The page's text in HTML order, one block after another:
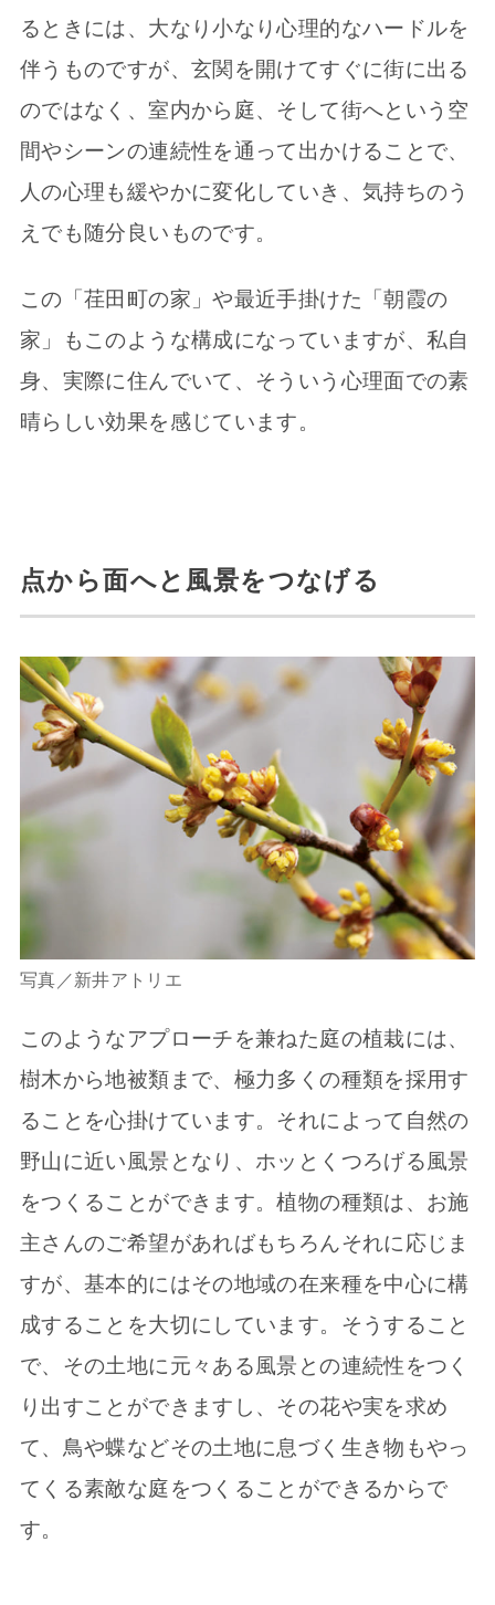
るときには、大なり小なり心理的なハードルを
伴うものですが、玄関を開けてすぐに街に出る
のではなく、室内から庭、そして街へという空
間やシーンの連続性を通って出かけることで、
人の心理も緩やかに変化していき、気持ちのう
えでも随分良いものです。
この「荏田町の家」や最近手掛けた「朝霞の
家」もこのような構成になっていますが、私自
身、実際に住んでいて、そういう心理面での素
晴らしい効果を感じています。
点から面へと風景をつなげる
写真／新井アトリエ
このようなアプローチを兼ねた庭の植栽には、
樹木から地被類まで、極力多くの種類を採用す
ることを心掛けています。それによって自然の
野山に近い風景となり、ホッとくつろげる風景
をつくることができます。植物の種類は、お施
主さんのご希望があればもちろんそれに応じま
すが、基本的にはその地域の在来種を中心に構
成することを大切にしています。そうすること
で、その土地に元々ある風景との連続性をつく
り出すことができますし、その花や実を求め
て、鳥や蝶などその土地に息づく生き物もやっ
てくる素敵な庭をつくることができるからで
す。